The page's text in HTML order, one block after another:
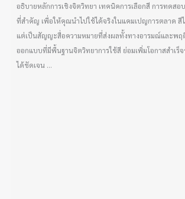
อธิบายหลักการเชิงจิตวิทยา เทคนิคการเลือกสี การทดสอ
ที่สำคัญ เพื่อให้คุณนำไปใช้ได้จริงในแคมเปญการตลาด สี
แต่เป็นสัญญะสื่อความหมายที่ส่งผลทั้งทางอารมณ์และพฤ
ออกแบบที่มีพื้นฐานจิตวิทยาการใช้สี ย่อมเพิ่มโอกาสสำเร็
ได้ชัดเจน ...